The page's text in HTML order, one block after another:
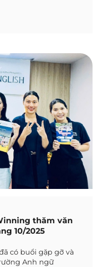
thăm văn
10/2025
có buổi gặp gỡ và
Anh ngữ